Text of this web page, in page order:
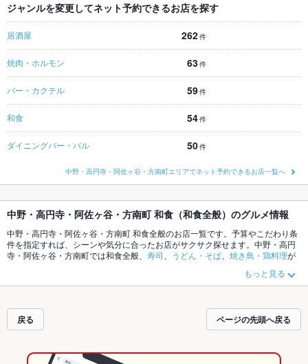
ジャンルを変更してネット予約できるお店を探す
居酒屋 262件
焼肉・ホルモン 63件
バー・カクテル 59件
和食 54件
ダイニングバー・バル 50件
中野・高円寺・阿佐ヶ谷・方南町エリアでネット予約できるお店一覧へ
中野・高円寺・阿佐ヶ谷・方南町 和食（和食全般）のグルメ情報
中野・高円寺・阿佐ヶ谷・方南町 和食全般のお店一覧です。予算やこだわり条
件を指定すれば、シーンや気分に合ったお店がサクサク探せます。中野・高円
寺・阿佐ヶ谷・方南町では和食全般、 寿司 うどん・そば 焼き鳥・鶏料理が
や季節のおすすめ料理など、お店の最新情
報をご紹介しているので安心！24時間使える簡単便利なネット予約が使えるお
ィーにもお得に便利にホットペッパーグルメをご利用ください。
もっと見る
戻る ページの先頭へ戻る